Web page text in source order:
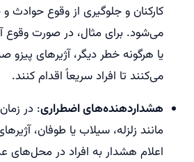
کارکنان و جلوگیری از وقوع حوادث
می‌شود. برای مثال، در صورت
یا هرگونه خطر دیگر، آژیرهای
می‌کنند تا افراد سریعاً اقدام کنند.
هشداردهنده‌های اضطراری: در
مانند زلزله، سیلاب یا طوفان،
اعلام هشدار به افراد در محل‌های